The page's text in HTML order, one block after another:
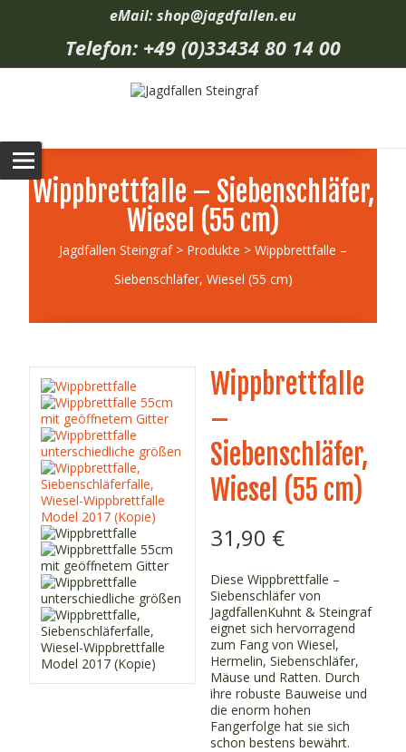
eMail: shop@jagdfallen.eu
Telefon: +49 (0)33434 80 14 00
Wippbrettfalle – Siebenschläfer,
Wiesel (55 cm)
Jagdfallen Steingraf> Produkte > Wippbrettfalle –
Siebenschläfer, Wiesel (55 cm)
Wippbrettfalle
–
Siebenschläfer,
Wiesel (55 cm)
31,90 €
Diese Wippbrettfalle –
Siebenschläfer von
JagdfallenKuhnt & Steingraf
eignet sich hervorragend
zum Fang von Wiesel,
Hermelin, Siebenschläfer,
Mäuse und Ratten. Durch
ihre robuste Bauweise und
die enorm hohen
Fangerfolge hat sie sich
schon bestens bewährt.